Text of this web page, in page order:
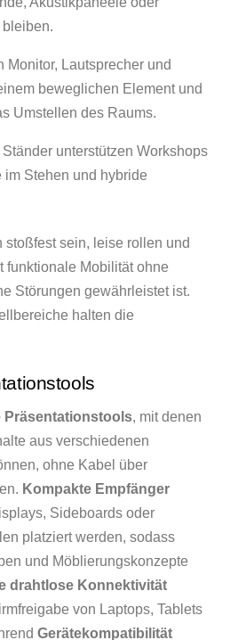
Monitor, Lautsprecher und
beweglichen Element und
Umstellen des Raums.
unterstützen Workshops
im Stehen und hybride
stoßfest sein, leise rollen und
funktionale Mobilität ohne
Störungen gewährleistet ist.
halten die
Präsentationstools, mit denen
aus verschiedenen
ohne Kabel über
Kompakte Empfänger
Sideboards oder
platziert werden, sodass
und Möblierungskonzepte
drahtlose Konnektivität
von Laptops, Tablets
Gerätekompatibilität